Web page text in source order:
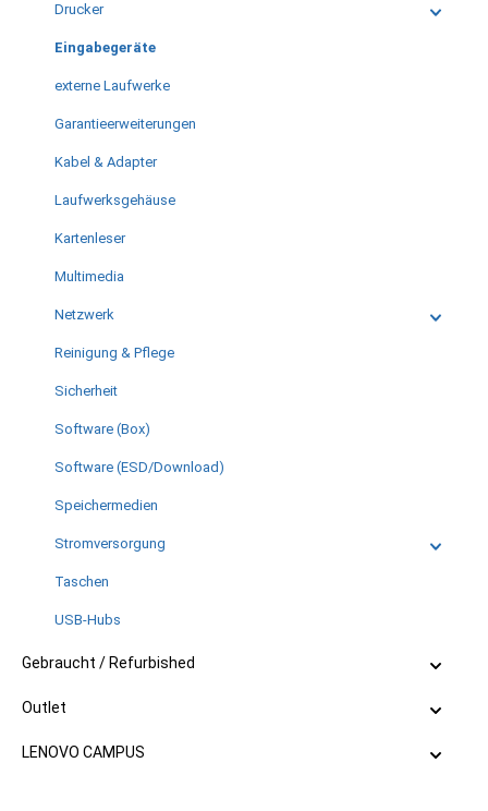
Drucker
Eingabegeräte
externe Laufwerke
Garantieerweiterungen
Kabel & Adapter
Laufwerksgehäuse
Kartenleser
Multimedia
Netzwerk
Reinigung & Pflege
Sicherheit
Software (Box)
Software (ESD/Download)
Speichermedien
Stromversorgung
Taschen
USB-Hubs
Gebraucht / Refurbished
Outlet
LENOVO CAMPUS